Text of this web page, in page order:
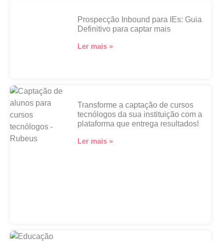
Prospecção Inbound para IEs: Guia
Definitivo para captar mais
Ler mais »
Transforme a captação de cursos
tecnólogos da sua instituição com a
plataforma que entrega resultados!
Ler mais »